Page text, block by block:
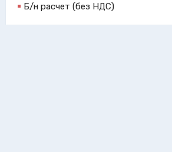
Б/н расчет (без НДС)